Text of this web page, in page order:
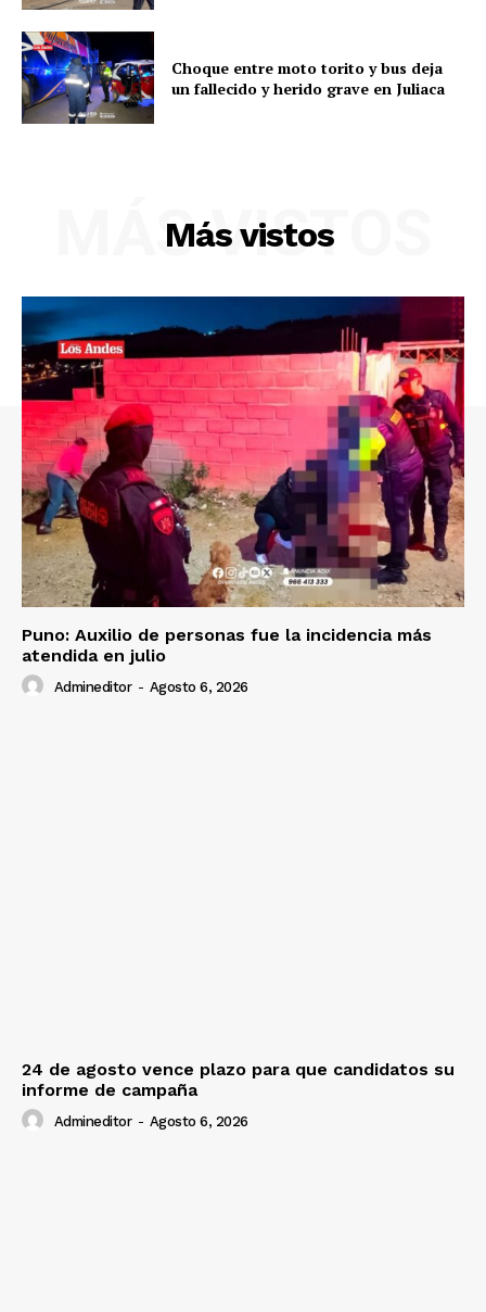
Choque entre moto torito y bus deja
un fallecido y herido grave en Juliaca
Más vistos
MÁS VISTOS
Puno: Auxilio de personas fue la incidencia más
atendida en julio
Admineditor - Agosto 6, 2026
24 de agosto vence plazo para que candidatos su
informe de campaña
Admineditor - Agosto 6, 2026